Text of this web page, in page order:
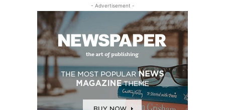
- Advertisement -